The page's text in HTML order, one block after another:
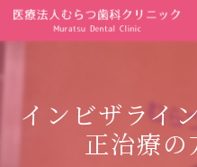
インビザライ
正治療の